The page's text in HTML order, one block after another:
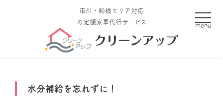
市川・船橋エリア対応
の定額家事代行サービス
toggle
水分補給を忘れずに！